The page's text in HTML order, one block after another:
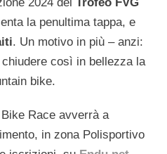
la penultima tappa, e
. Un motivo in più – anzi:
così in bellezza la
bike.
Race avverrà a
in zona Polisportivo